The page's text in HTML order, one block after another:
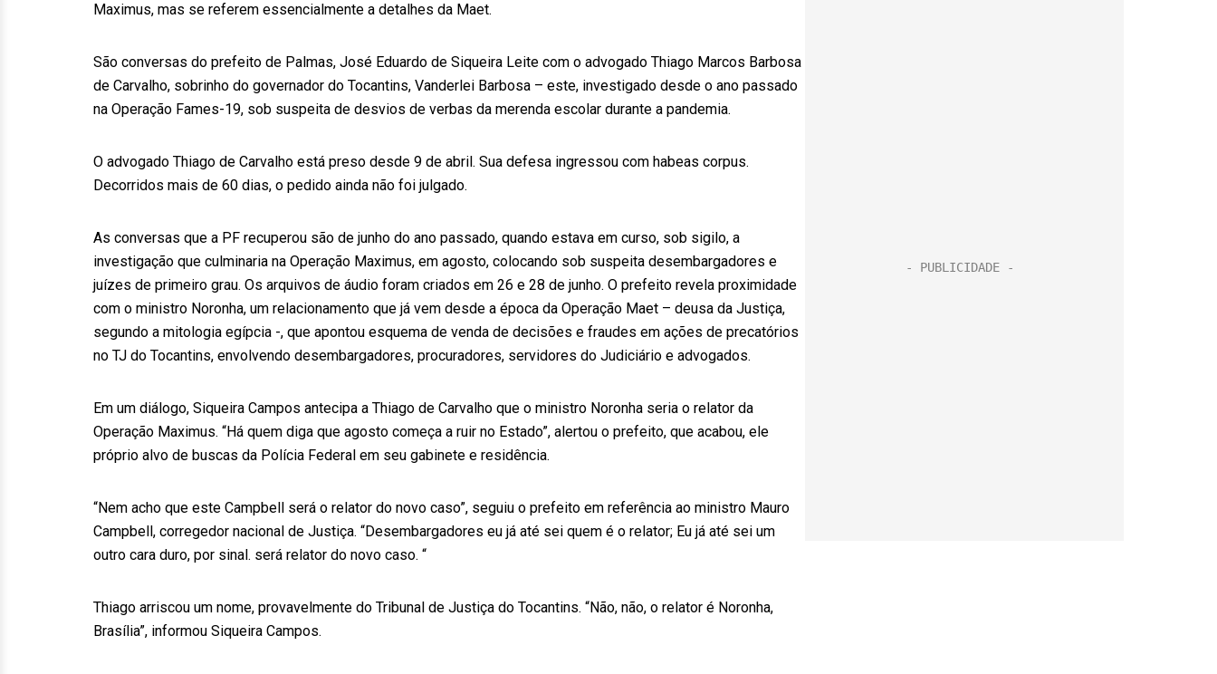
Maximus, mas se referem essencialmente a detalhes da Maet.
São conversas do prefeito de Palmas, José Eduardo de Siqueira Leite com o advogado Thiago Marcos Barbosa
de Carvalho, sobrinho do governador do Tocantins, Vanderlei Barbosa – este, investigado desde o ano passado
na Operação Fames-19, sob suspeita de desvios de verbas da merenda escolar durante a pandemia.
O advogado Thiago de Carvalho está preso desde 9 de abril. Sua defesa ingressou com habeas corpus.
Decorridos mais de 60 dias, o pedido ainda não foi julgado.
As conversas que a PF recuperou são de junho do ano passado, quando estava em curso, sob sigilo, a
investigação que culminaria na Operação Maximus, em agosto, colocando sob suspeita desembargadores e
juízes de primeiro grau. Os arquivos de áudio foram criados em 26 e 28 de junho. O prefeito revela proximidade
com o ministro Noronha, um relacionamento que já vem desde a época da Operação Maet – deusa da Justiça,
segundo a mitologia egípcia -, que apontou esquema de venda de decisões e fraudes em ações de precatórios
no TJ do Tocantins, envolvendo desembargadores, procuradores, servidores do Judiciário e advogados.
Em um diálogo, Siqueira Campos antecipa a Thiago de Carvalho que o ministro Noronha seria o relator da
Operação Maximus. “Há quem diga que agosto começa a ruir no Estado”, alertou o prefeito, que acabou, ele
próprio alvo de buscas da Polícia Federal em seu gabinete e residência.
“Nem acho que este Campbell será o relator do novo caso”, seguiu o prefeito em referência ao ministro Mauro
Campbell, corregedor nacional de Justiça. “Desembargadores eu já até sei quem é o relator; Eu já até sei um
outro cara duro, por sinal. será relator do novo caso. “
Thiago arriscou um nome, provavelmente do Tribunal de Justiça do Tocantins. “Não, não, o relator é Noronha,
Brasília”, informou Siqueira Campos.